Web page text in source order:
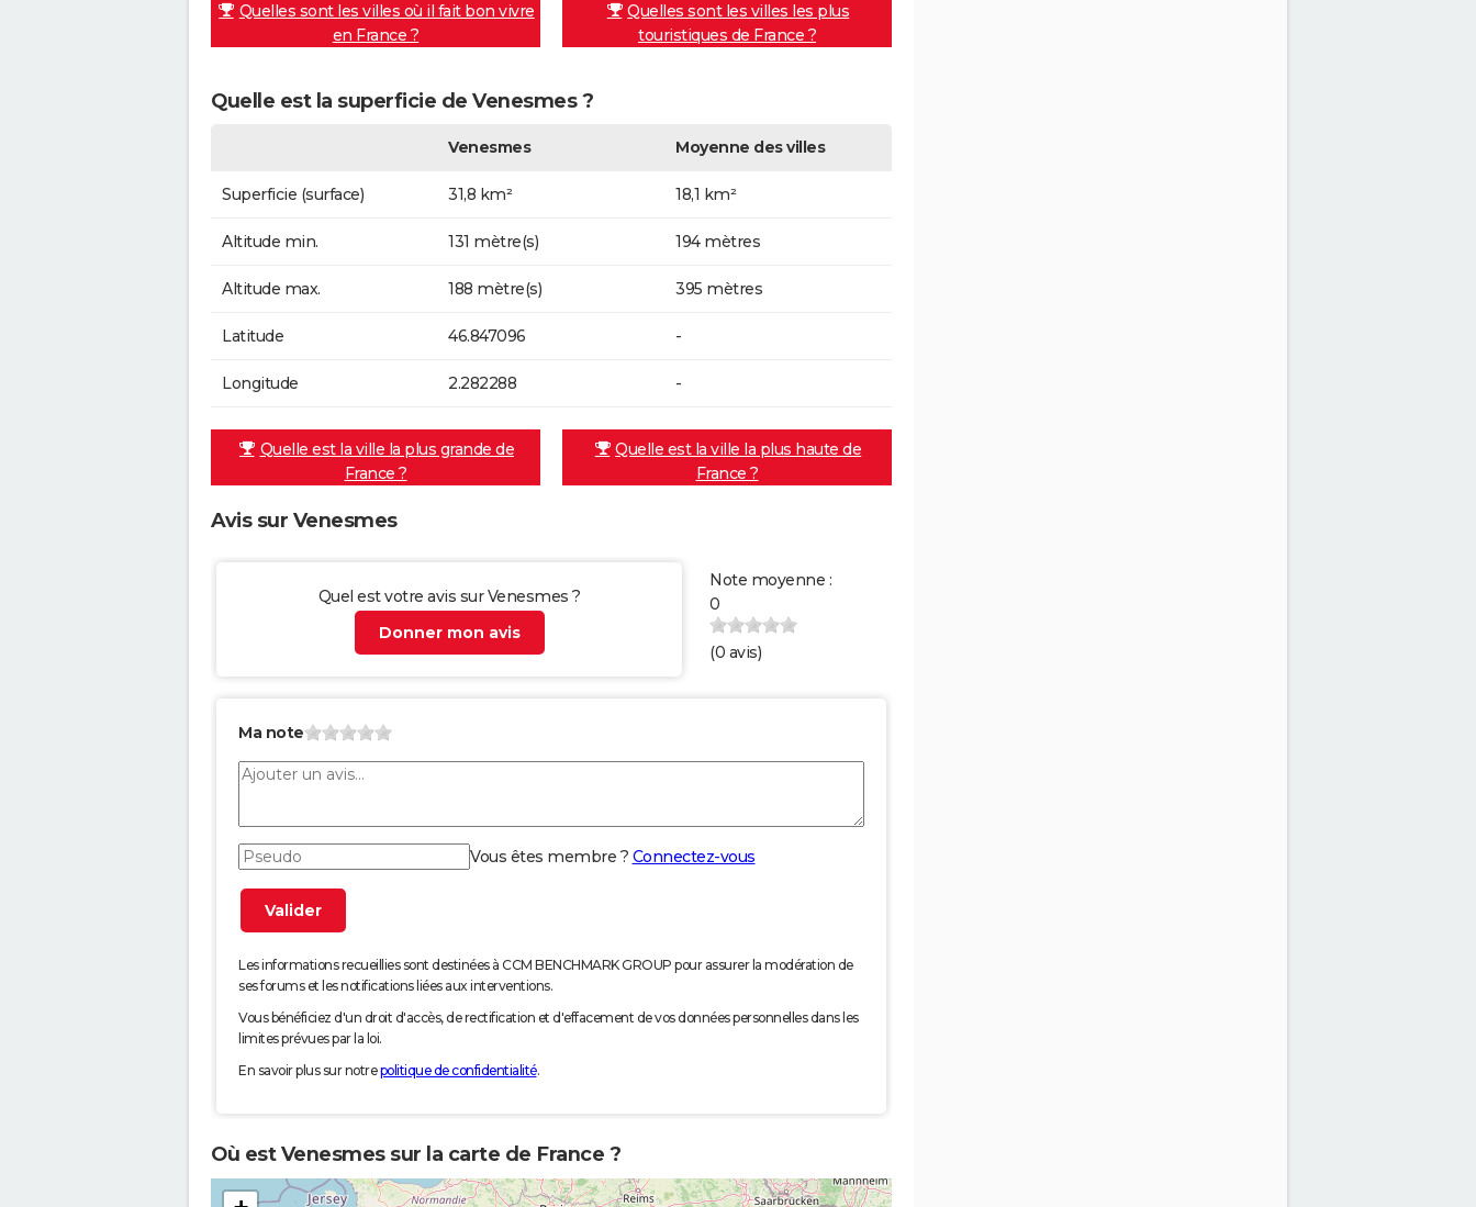
Quelles sont les villes où il fait bon vivre
en France ?
Quelles sont les villes les plus
touristiques de France ?
Quelle est la superficie de Venesmes ?
Venesmes Moyenne des villes
Superficie (surface) 31,8 km² 18,1 km²
Altitude min. 131 mètre(s) 194 mètres
Altitude max. 188 mètre(s) 395 mètres
Latitude 46.847096 -
Longitude 2.282288 -
Quelle est la ville la plus grande de
France ?
Quelle est la ville la plus haute de
France ?
Avis sur Venesmes
Quel est votre avis sur Venesmes ?
Donner mon avis
Note moyenne :
0
(0 avis)
Ma note
Vous êtes membre ? Connectez-vous
Les informations recueillies sont destinées à CCM BENCHMARK GROUP pour assurer la modération de
ses forums et les notifications liées aux interventions.
Vous bénéficiez d'un droit d'accès, de rectification et d'effacement de vos données personnelles dans les
limites prévues par la loi.
En savoir plus sur notrepolitique de confidentialité.
Où est Venesmes sur la carte de France ?